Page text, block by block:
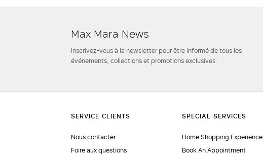
Max Mara News
Inscrivez-vous à la newsletter pour être informé de tous les
événements, collections et promotions exclusives.
Nous contacter
Foire aux questions
Home Shopping Experience
Book An Appointment